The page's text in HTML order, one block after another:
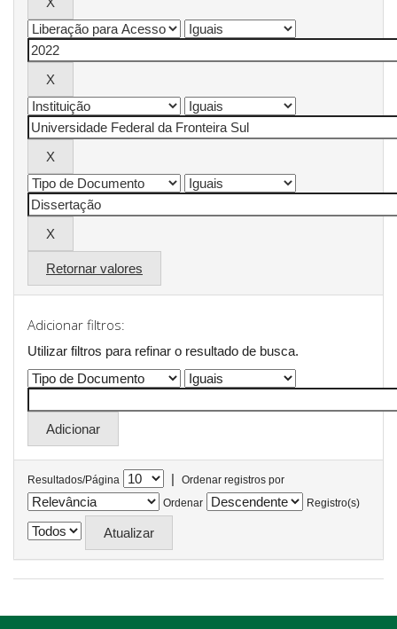
Retornar valores
Adicionar filtros:
Utilizar filtros para refinar o resultado de busca.
Resultados/Página |
Ordenar registros por
Ordenar
Registro(s)